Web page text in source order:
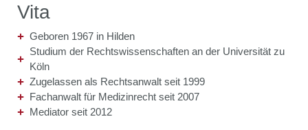
Vita
Geboren 1967 in Hilden
Studium der Rechtswissenschaften an der Universität zu
Köln
Zugelassen als Rechtsanwalt seit 1999
Fachanwalt für Medizinrecht seit 2007
Mediator seit 2012